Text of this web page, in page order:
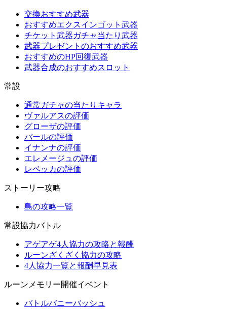
交換おすすめ武器
おすすめエクスインゴット武器
チケット武器ガチャ当たり武器
武器プレゼントのおすすめ武器
おすすめのHP回復武器
武器合成のおすすめスロット
常設
通常ガチャの当たりキャラ
ヴァルアスの評価
グローザの評価
バールの評価
イナンナの評価
エレメージュの評価
レベッカの評価
ストーリー攻略
島の攻略一覧
常設協力バトル
アゲアゲ4人協力の攻略と報酬
ルーンざくざく協力の攻略
4人協力一覧と報酬早見表
ルーンメモリー開催イベント
バトルバニーバッシュ